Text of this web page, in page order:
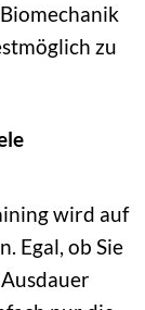
zu
wird auf
Egal, ob Sie